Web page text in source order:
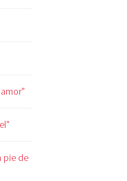
pie de